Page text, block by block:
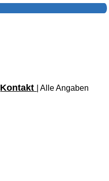
Kontakt
| Alle Angaben